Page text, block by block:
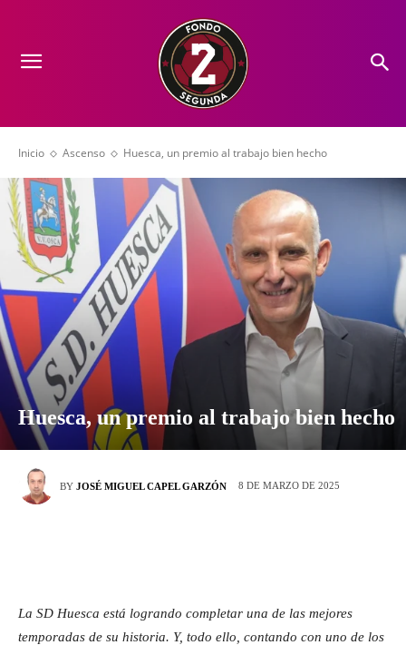
Inicio Ascenso Huesca, un premio al trabajo bien hecho
Huesca, un premio al trabajo bien hecho
BY JOSÉ MIGUEL CAPEL GARZÓN 8 DE MARZO DE 2025
La SD Huesca está logrando completar una de las mejores
temporadas de su historia. Y, todo ello, contando con uno de los